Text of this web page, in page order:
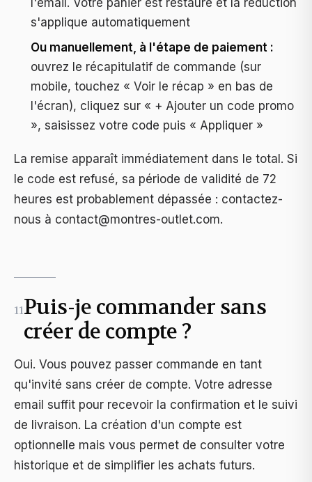
s'applique automatiquement
Ou manuellement, à l'étape de paiement :
ouvrez le récapitulatif de commande (sur
mobile, touchez « Voir le récap » en bas de
l'écran), cliquez sur « + Ajouter un code promo
», saisissez votre code puis « Appliquer »
La remise apparaît immédiatement dans le total. Si
le code est refusé, sa période de validité de 72
heures est probablement dépassée : contactez-
nous à contact@montres-outlet.com.
11Puis-je commander sans
créer de compte ?
Oui. Vous pouvez passer commande en tant
qu'invité sans créer de compte. Votre adresse
email suffit pour recevoir la confirmation et le suivi
de livraison. La création d'un compte est
optionnelle mais vous permet de consulter votre
historique et de simplifier les achats futurs.